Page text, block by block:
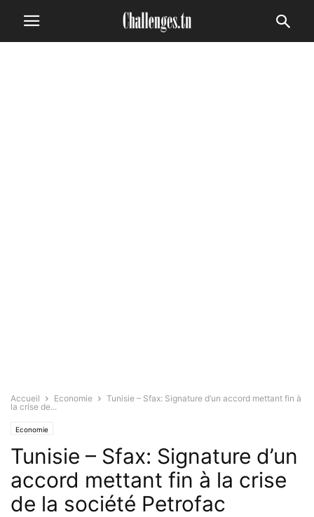
Accueil Economie
Tunisie – Sfax: Signature d’un accord mettant fin à
la crise de...
Economie
Tunisie – Sfax: Signature d’un
accord mettant fin à la crise
de la société Petrofac